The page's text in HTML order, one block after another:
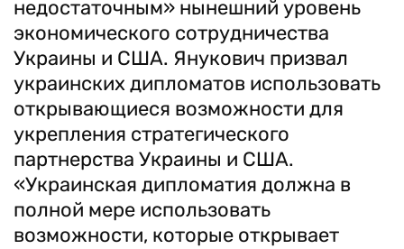
недостаточным» нынешний уровень
экономического сотрудничества
Украины и США. Янукович призвал
украинских дипломатов использовать
открывающиеся возможности для
укрепления стратегического
партнерства Украины и США.
«Украинская дипломатия должна в
полной мере использовать
возможности, которые открывает